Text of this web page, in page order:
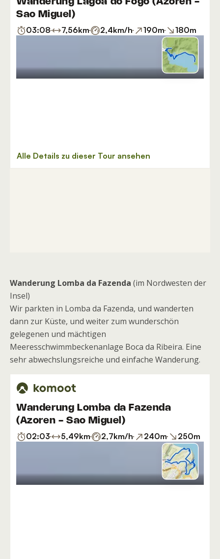
Wanderung Lomba da Fazenda (im Nordwesten der
Insel)
Wir parkten in Lomba da Fazenda, und wanderten
dann zur Küste, und weiter zum wunderschön
gelegenen und mächtigen
Meeresschwimmbeckenanlage Boca da Ribeira. Eine
sehr abwechslungsreiche und einfache Wanderung.